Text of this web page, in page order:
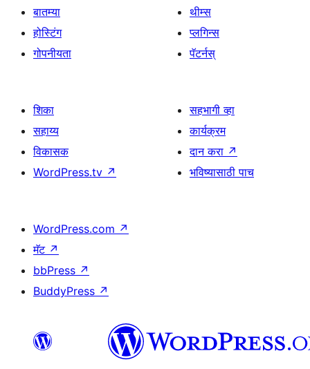
बातम्या
होस्टिंग
गोपनीयता
थीम्स
प्लगिन्स
पॅटर्नस्
शिका
सहाय्य
विकासक
WordPress.tv ↗
सहभागी व्हा
कार्यक्रम
दान करा ↗
भविष्यासाठी पाच
WordPress.com ↗
मॅट ↗
bbPress ↗
BuddyPress ↗